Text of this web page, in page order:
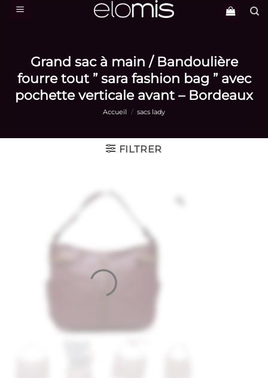
Passer
Grand sac à main / Bandoulière
fourre tout ” sara fashion bag ” avec
pochette verticale avant – Bordeaux
Accueil / sacs lady
FILTRER